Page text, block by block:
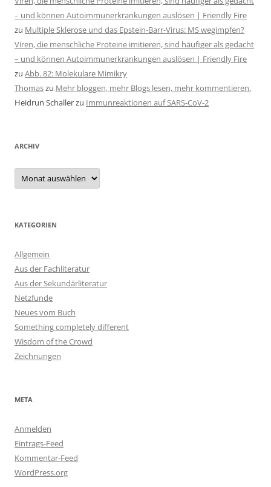
– und können Autoimmunerkrankungen auslösen | Friendly Fire
zu Multiple Sklerose und das Epstein-Barr-Virus: MS wegimpfen?
Viren, die menschliche Proteine imitieren, sind häufiger als gedacht
– und können Autoimmunerkrankungen auslösen | Friendly Fire
zu Abb. 82: Molekulare Mimikry
Thomaszu Mehr bloggen, mehr Blogs lesen, mehr kommentieren.
Heidrun Schallerzu Immunreaktionen auf SARS-CoV-2
ARCHIV
Archiv
KATEGORIEN
Allgemein
Aus der Fachliteratur
Aus der Sekundärliteratur
Netzfunde
Neues vom Buch
Something completely different
Wisdom of the Crowd
Zeichnungen
META
Anmelden
Eintrags-Feed
Kommentar-Feed
WordPress.org